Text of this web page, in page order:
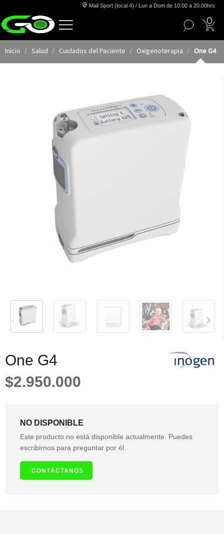
Mall Sport (local 4) / Lun a Dom de 10:00 a 20:00hrs
0
Inicio Salud Cuidados del Paciente Oxigenoterapia One G4
One G4
$2.950.000
NO DISPONIBLE
Este producto no está disponible actualmente. Puedes
escribirnos para preguntar por él.
CONTÁCTANOS